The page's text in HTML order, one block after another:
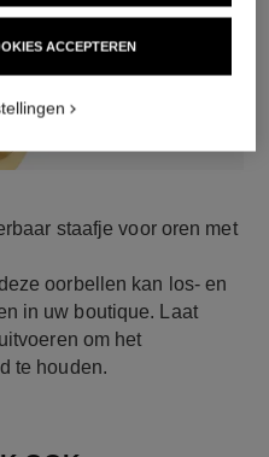
staafje voor oren met
oorbellen kan los- en
in uw boutique. Laat
om het
te houden.
ACCEPTEREN